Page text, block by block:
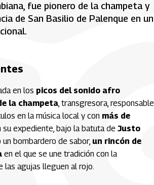
fue pionero de la champeta y
de San Basilio de Palenque en un
en los picos del sonido afro
la champeta, transgresora, responsable
en la música local y con más de
su expediente, bajo la batuta de Justo
un bombardero de sabor, un rincón de
en el que se une tradición con la
las agujas lleguen al rojo.